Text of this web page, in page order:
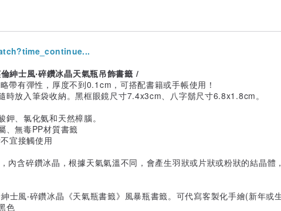
紳士風‧碎鑽冰晶天氣瓶吊飾書籤 /
帶有彈性，厚度不到0.1cm，可搭配書籍或手帳使用！
時放入筆袋收納。黑框眼鏡尺寸7.4x3cm、八字鬍尺寸6.8x1.8cm。
、氯化氨和天然樟腦。
、無毒PP材質書籤
宜接觸使用
內含碎鑽冰晶，根據天氣氣溫不同，會產生羽狀或片狀或粉狀的結晶體，